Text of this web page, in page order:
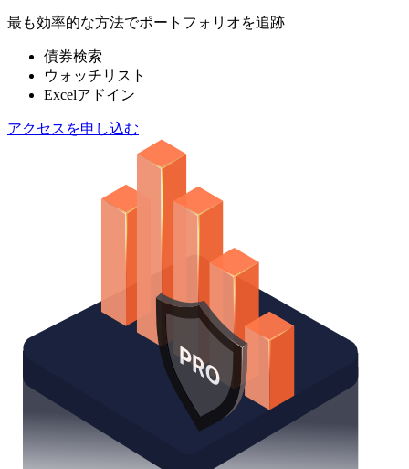
最も効率的な方法でポートフォリオを追跡
債券検索
ウォッチリスト
Excelアドイン
アクセスを申し込む